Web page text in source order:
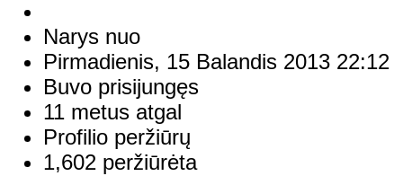
Narys nuo
Pirmadienis, 15 Balandis 2013 22:12
Buvo prisijungęs
11 metus atgal
Profilio peržiūrų
1,602 peržiūrėta